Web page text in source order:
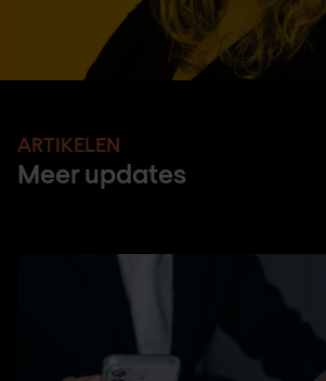
ARTIKELEN
Meer updates